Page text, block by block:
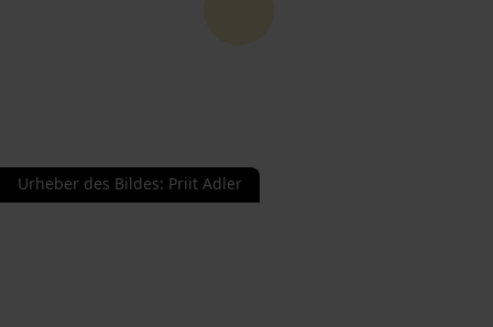
Urheber des Bildes: Priit Adler